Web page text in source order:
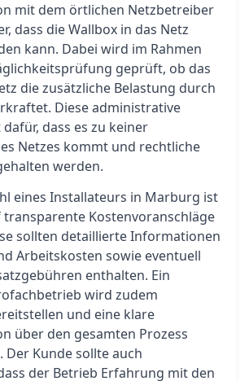
mit dem örtlichen Netzbetreiber
dass die Wallbox in das Netz
kann. Dabei wird im Rahmen
geprüft, ob das
die zusätzliche Belastung durch
Diese administrative
dass es zu keiner
Netzes kommt und rechtliche
werden.
eines Installateurs in Marburg ist
transparente Kostenvoranschläge
sollten detaillierte Informationen
Arbeitskosten sowie eventuell
enthalten. Ein
wird zudem
und eine klare
über den gesamten Prozess
Der Kunde sollte auch
der Betrieb Erfahrung mit den